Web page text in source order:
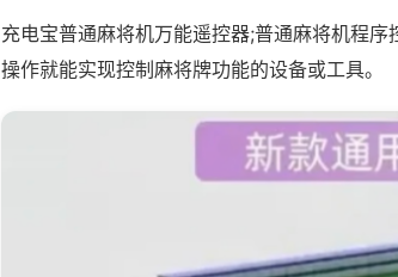
充电宝普通麻将机万能遥控器;普通麻将机程
操作就能实现控制麻将牌功能的设备或工具。